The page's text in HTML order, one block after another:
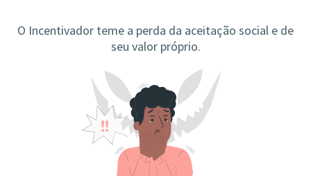
O Incentivador teme a perda da aceitação social e de
seu valor próprio.